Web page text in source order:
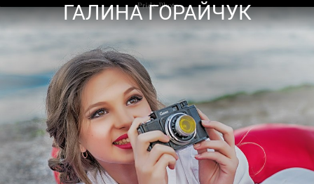
ГАЛИНА ГОРАЙЧУК